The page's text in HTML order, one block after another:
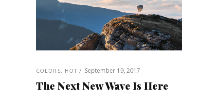
COLORS, HOT September 19, 2017
The Next New Wave Is Here